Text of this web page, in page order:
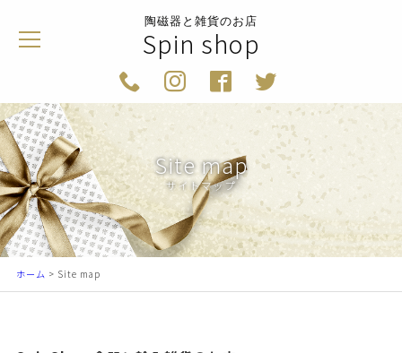
陶磁器と雑貨のお店
Spin shop
Site map
サイトマップ
ホーム > Site map